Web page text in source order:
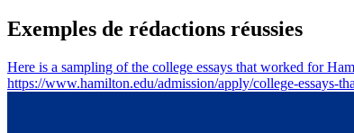
Exemples de rédactions réussies
Here is a sampling of the college essays that worked for
https://www.hamilton.edu/admission/apply/college-essays-